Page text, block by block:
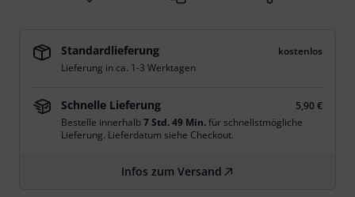
Standardlieferung
kostenlos
Lieferung in ca. 1-3 Werktagen
Schnelle Lieferung
5,90 €
Bestelle innerhalb7 Std. 49 Min.für schnellstmögliche
Lieferung. Lieferdatum siehe Checkout.
Infos zum Versand